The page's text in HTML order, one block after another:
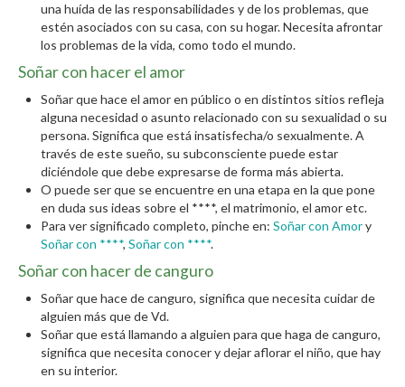
una huída de las responsabilidades y de los problemas, que
estén asociados con su casa, con su hogar. Necesita afrontar
los problemas de la vida, como todo el mundo.
Soñar con hacer el amor
Soñar que hace el amor en público o en distintos sitios refleja
alguna necesidad o asunto relacionado con su sexualidad o su
persona. Significa que está insatisfecha/o sexualmente. A
través de este sueño, su subconsciente puede estar
diciéndole que debe expresarse de forma más abierta.
O puede ser que se encuentre en una etapa en la que pone
en duda sus ideas sobre el ****, el matrimonio, el amor etc.
Para ver significado completo, pinche en: Soñar con Amory
Soñar con ****, Soñar con ****.
Soñar con hacer de canguro
Soñar que hace de canguro, significa que necesita cuidar de
alguien más que de Vd.
Soñar que está llamando a alguien para que haga de canguro,
significa que necesita conocer y dejar aflorar el niño, que hay
en su interior.